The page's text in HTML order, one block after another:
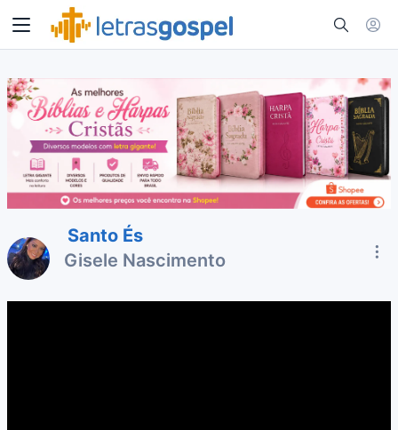
Santo És
Gisele Nascimento